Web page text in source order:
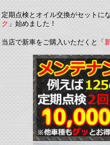
定期点検とオイル交換がセットに
ク」始めました！
当店で新車をご購入いただくと「